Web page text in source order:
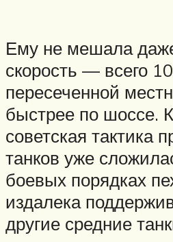
Ему не мешала
скорость — всего
пересеченной
быстрее по шоссе.
советская тактика
танков уже
боевых порядках
издалека
другие средние